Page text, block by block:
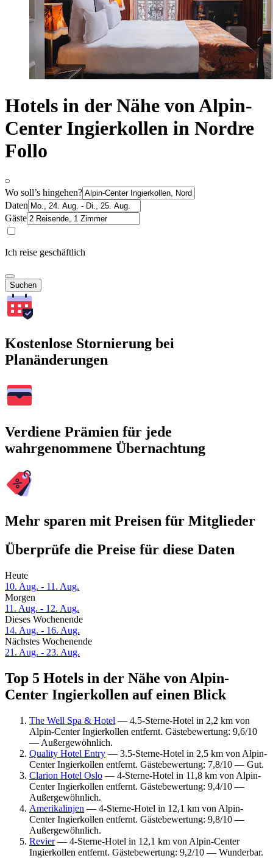
Hotels in der Nähe von Alpin-
Center Ingierkollen in Nordre
Follo
Wo soll’s hingehen?
Daten
Gäste
Ich reise geschäftlich
Suchen
Kostenlose Stornierung bei
Planänderungen
Verdiene Prämien für jede
wahrgenommene Übernachtung
Mehr sparen mit Preisen für Mitglieder
Überprüfe die Preise für diese Daten
Heute
10. Aug. - 11. Aug.
Morgen
11. Aug. - 12. Aug.
Dieses Wochenende
14. Aug. - 16. Aug.
Nächstes Wochenende
21. Aug. - 23. Aug.
Top 5 Hotels in der Nähe von Alpin-
Center Ingierkollen auf einen Blick
The Well Spa & Hotel — 4.5-Sterne-Hotel in 2,2 km von
Alpin-Center Ingierkollen entfernt. Gästebewertung: 9,6/10
— Außergewöhnlich.
Quality Hotel Entry — 3.5-Sterne-Hotel in 2,5 km von Alpin-
Center Ingierkollen entfernt. Gästebewertung: 7,8/10 — Gut.
Clarion Hotel Oslo — 4-Sterne-Hotel in 11,8 km von Alpin-
Center Ingierkollen entfernt. Gästebewertung: 9,4/10 —
Außergewöhnlich.
Amerikalinjen — 4-Sterne-Hotel in 12,1 km von Alpin-
Center Ingierkollen entfernt. Gästebewertung: 9,8/10 —
Außergewöhnlich.
Revier— 4-Sterne-Hotel in 12,1 km von Alpin-Center
Ingierkollen entfernt. Gästebewertung: 9,2/10 — Wunderbar.